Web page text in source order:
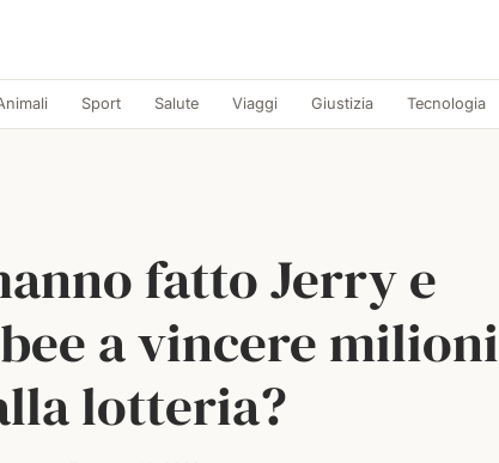
Sport Salute Viaggi Giustizia Tecnologia
fatto Jerry e
a vincere milioni
lotteria?